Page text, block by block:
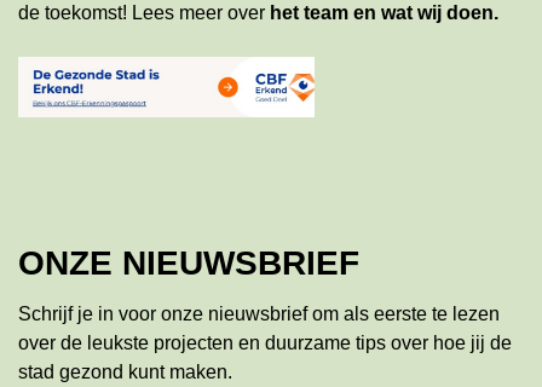
de toekomst! Lees meer over het team en wat wij doen.
ONZE NIEUWSBRIEF
Schrijf je in voor onze nieuwsbrief om als eerste te lezen
over de leukste projecten en duurzame tips over hoe jij de
stad gezond kunt maken.